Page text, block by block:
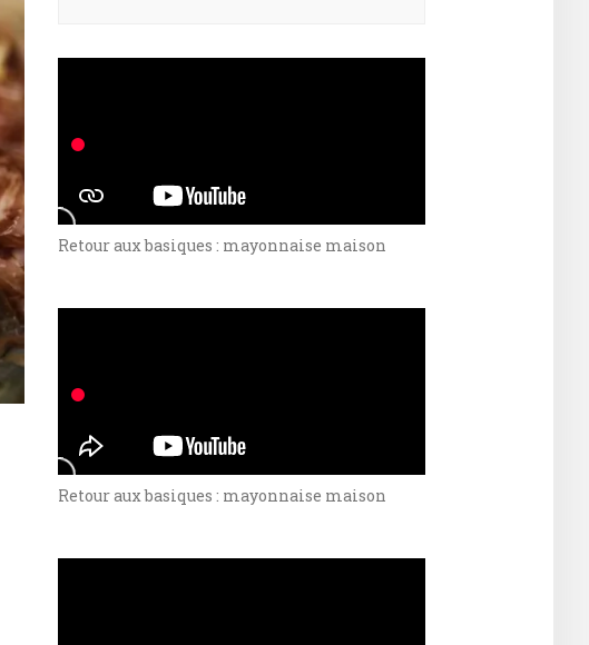
Retour aux basiques : mayonnaise maison
Retour aux basiques : mayonnaise maison